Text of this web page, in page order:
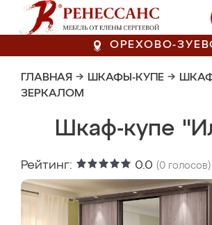
ОРЕХОВО-
ГЛАВНАЯ → ШКАФЫ-КУПЕ →
ЗЕРКАЛОМ
Шкаф-купе
Рейтинг: 0.0 (0 голосов)